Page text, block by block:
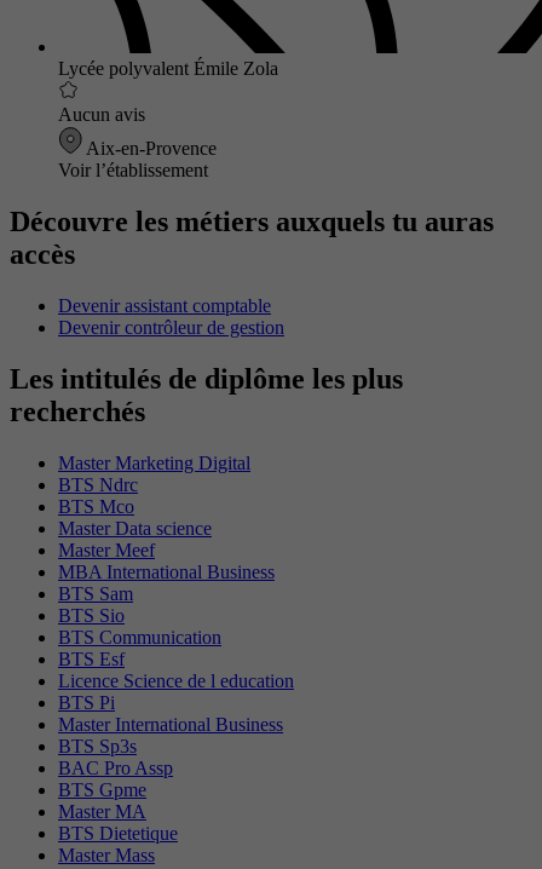
Lycée polyvalent Émile Zola
Aucun avis
Aix-en-Provence
Voir l’établissement
Découvre les métiers auxquels tu auras
accès
Devenir assistant comptable
Devenir contrôleur de gestion
Les intitulés de diplôme les plus
recherchés
Master Marketing Digital
BTS Ndrc
BTS Mco
Master Data science
Master Meef
MBA International Business
BTS Sam
BTS Sio
BTS Communication
BTS Esf
Licence Science de l education
BTS Pi
Master International Business
BTS Sp3s
BAC Pro Assp
BTS Gpme
Master MA
BTS Dietetique
Master Mass